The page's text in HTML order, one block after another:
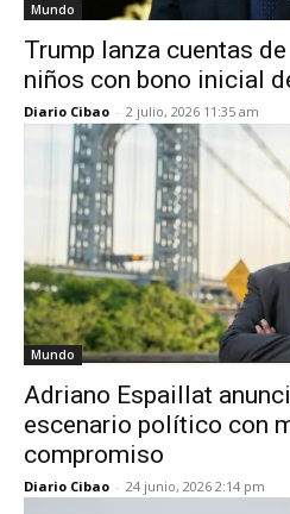
Mundo
Trump lanza cuentas
niños con bono inicial
Diario Cibao - 2 julio, 2026 11:35 am
Mundo
Adriano Espaillat
escenario político con
compromiso
Diario Cibao - 24 junio, 2026 2:14 pm